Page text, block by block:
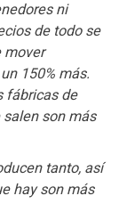
ni
de todo se
mover
150% más.
fábricas de
son más
tanto, así
hay son más